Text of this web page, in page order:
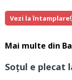
Vezi la întamplare!
Mai multe din
Soțul e plecat